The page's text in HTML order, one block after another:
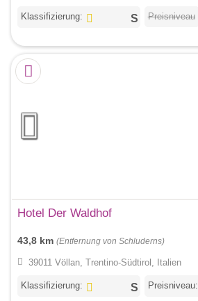
Klassifizierung: Preisniveau
Hotel Der Waldhof
43,8 km (Entfernung von Schluderns)
39011 Völlan, Trentino-Südtirol, Italien
Klassifizierung: Preisniveau: